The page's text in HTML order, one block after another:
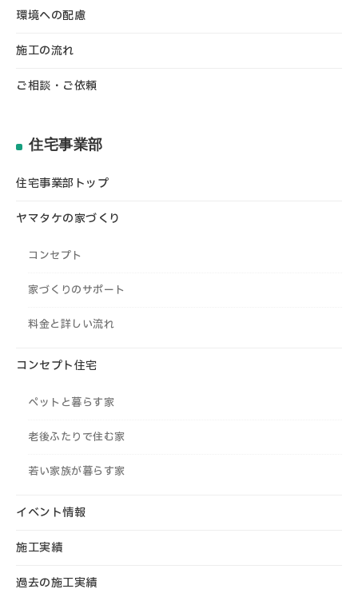
環境への配慮
施工の流れ
ご相談・ご依頼
住宅事業部
住宅事業部トップ
ヤマタケの家づくり
コンセプト
家づくりのサポート
料金と詳しい流れ
コンセプト住宅
ペットと暮らす家
老後ふたりで住む家
若い家族が暮らす家
イベント情報
施工実績
過去の施工実績